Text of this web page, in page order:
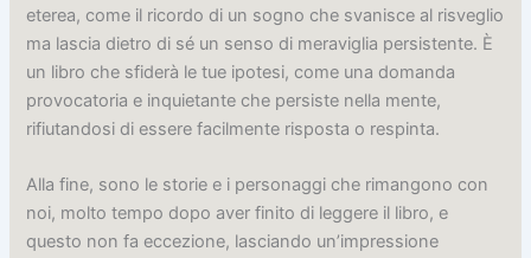
eterea, come il ricordo di un sogno che svanisce al risveglio
ma lascia dietro di sé un senso di meraviglia persistente. È
un libro che sfiderà le tue ipotesi, come una domanda
provocatoria e inquietante che persiste nella mente,
rifiutandosi di essere facilmente risposta o respinta.
Alla fine, sono le storie e i personaggi che rimangono con
noi, molto tempo dopo aver finito di leggere il libro, e
questo non fa eccezione, lasciando un’impressione